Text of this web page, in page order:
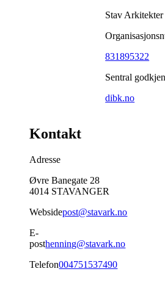
Stav Arkitekter
831895322
Sentral
dibk.no
Kontakt
Adresse
Øvre Banegate 28
4014 STAVANGER
Websidepost@stavark.no
E-
posthenning@stavark.no
Telefon004751537490